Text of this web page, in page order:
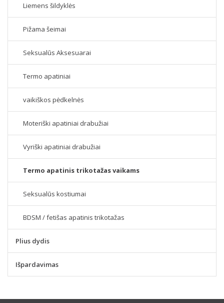
Liemens šildyklės
Pižama šeimai
Seksualūs Aksesuarai
Termo apatiniai
vaikiškos pėdkelnės
Moteriški apatiniai drabužiai
Vyriški apatiniai drabužiai
Termo apatinis trikotažas vaikams
Seksualūs kostiumai
BDSM / fetišas apatinis trikotažas
Plius dydis
Išpardavimas